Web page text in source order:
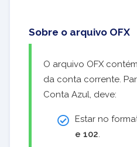
Sobre o arquivo OFX
O arquivo OFX
da conta corrente.
Conta Azul, deve:
Estar no
e 102.